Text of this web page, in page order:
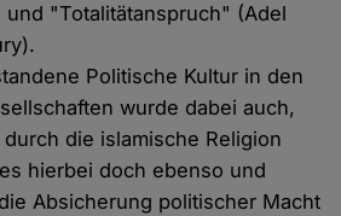
und "Totalitätanspruch" (Adel
Politische Kultur in den
wurde dabei auch,
die islamische Religion
hierbei doch ebenso und
Absicherung politischer Macht